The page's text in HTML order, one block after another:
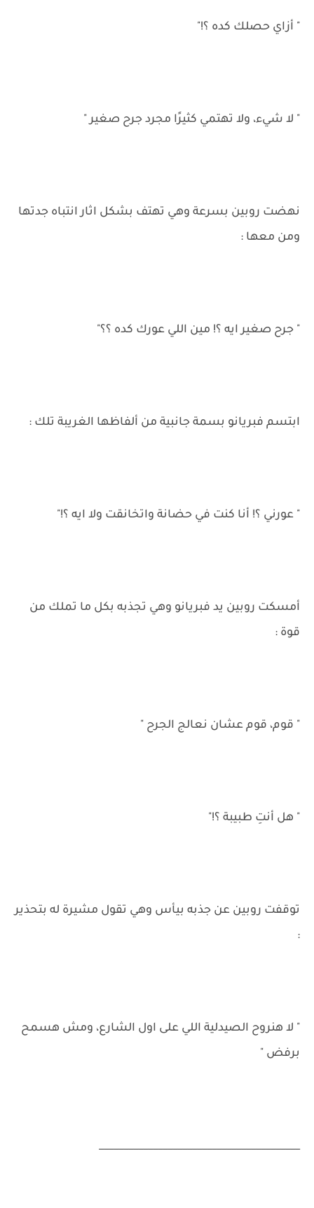
" أزاي حصلك كده ؟!"
" لا شيء، ولا تهتمي كثيرًا مجرد جرح صغير "
نهضت روبين بسرعة وهي تهتف بشكل اثار انتباه جدتها
ومن معها :
" جرح صغير ايه ؟! مين اللي عورك كده ؟؟"
ابتسم فبريانو بسمة جانبية من ألفاظها الغريبة تلك :
" عورني ؟! أنا كنت في حضانة واتخانقت ولا ايه ؟!"
أمسكت روبين يد فبريانو وهي تجذبه بكل ما تملك من
قوة :
" قوم، قوم عشان نعالج الجرح "
" هل أنتِ طبيبة ؟!"
توقفت روبين عن جذبه بيأس وهي تقول مشيرة له بتحذير
:
" لا هنروح الصيدلية اللي على اول الشارع، ومش هسمح
برفض "
_________________________________________